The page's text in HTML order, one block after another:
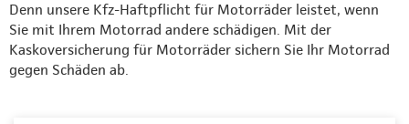
Denn unsere Kfz-Haftpflicht für Motorräder leistet, wenn
Sie mit Ihrem Motorrad andere schädigen. Mit der
Kaskoversicherung für Motorräder sichern Sie Ihr Motorrad
gegen Schäden ab.